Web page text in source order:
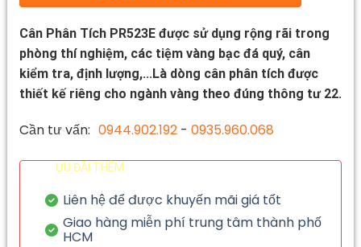
Cân Phân Tích PR523E được sử dụng rộng rãi trong
phòng thí nghiệm, các tiệm vàng bạc đá quý, cân
kiểm tra, định lượng,...Là dòng cân phân tích được
thiết kế riêng cho ngành vàng theo đúng thông tư 22.
Cần tư vấn: 0944.902.192 - 0935.960.068
ƯU ĐÃI THÊM
Liên hệ để được khuyến mãi giá tốt
Giao hàng miễn phí trung tâm thành phố
HCM